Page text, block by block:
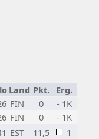
Land Pkt.
Erg.
FIN 0
- 1K
FIN 0
- 1K
EST 11,5
1